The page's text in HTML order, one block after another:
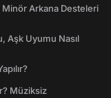
Minör Arkana Desteleri
Aşk Uyumu Nasıl
Müziksiz